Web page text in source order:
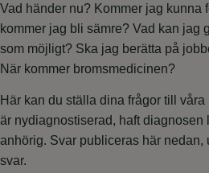
Vad händer nu? Kommer jag kunna
kommer jag bli sämre? Vad kan jag
som möjligt? Ska jag berätta på
När kommer bromsmedicinen?
Här kan du ställa dina frågor till
är nydiagnostiserad, haft diagnosen
anhörig. Svar publiceras här nedan,
svar.